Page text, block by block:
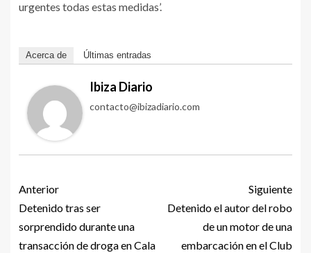
urgentes todas estas medidas’.
Acerca de Últimas entradas
Ibiza Diario
contacto@ibizadiario.com
Anterior
Detenido tras ser
sorprendido durante una
transacción de droga en Cala
Siguiente
Detenido el autor del robo
de un motor de una
embarcación en el Club